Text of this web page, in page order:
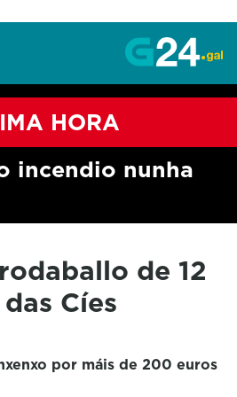
HORA
incendio nunha
de 12
Cíes
por máis de 200 euros